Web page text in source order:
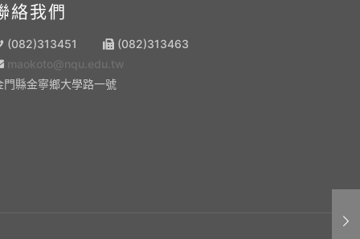
絡我們
(082)313451
(082)313463
maokoto@nqu.edu.tw
門縣金寧鄉大學路一號